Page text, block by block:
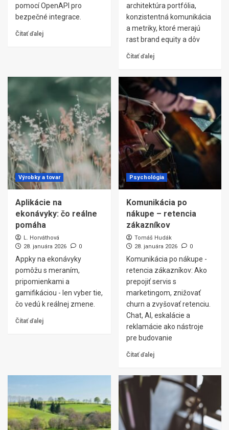
pomocí OpenAPI pro
bezpečné integrace.
Čítať ďalej
architektúra portfólia,
konzistentná komunikácia
a metriky, ktoré merajú
rast brand equity a dôv
Čítať ďalej
Výrobky a tovar
Aplikácie na
ekonávyky: čo reálne
pomáha
L. Horváthová
28. januára 2026
0
Appky na ekonávyky
pomôžu s meraním,
pripomienkami a
gamifikáciou - len vyber tie,
čo vedú k reálnej zmene.
Čítať ďalej
Psychológia
Komunikácia po
nákupe – retencia
zákazníkov
Tomáš Hudák
28. januára 2026
0
Komunikácia po nákupe -
retencia zákazníkov: Ako
prepojiť servis s
marketingom, znižovať
churn a zvyšovať retenciu.
Chat, AI, eskalácie a
reklamácie ako nástroje
pre budovanie
Čítať ďalej